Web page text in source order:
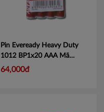
Pin Eveready Heavy Duty
1012 BP1x20 AAA Mã
100590045
64,000đ